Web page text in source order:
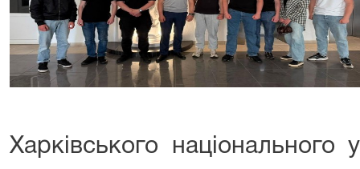
Харківського національного